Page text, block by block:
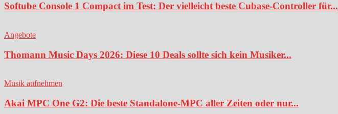
Softube Console 1 Compact im Test: Der vielleicht beste Cubase-Controller für...
Angebote
Thomann Music Days 2026: Diese 10 Deals sollte sich kein Musiker...
Musik aufnehmen
Akai MPC One G2: Die beste Standalone-MPC aller Zeiten oder nur...